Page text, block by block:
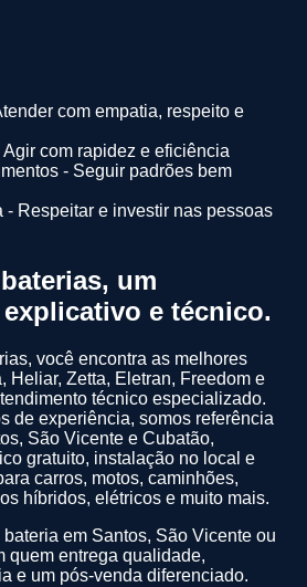
com empatia, respeito e
com rapidez e eficiência
- Seguir padrões bem
- Respeitar e investir nas pessoas
um
explicativo e técnico.
você encontra as melhores
Heliar, Zetta, Eletran, Freedom e
técnico especializado.
de experiência, somos referência
São Vicente e Cubatão,
gratuito, instalação no local e
carros, motos, caminhões,
híbridos, elétricos e muito mais.
em Santos, São Vicente ou
quem entrega qualidade,
e um pós-venda diferenciado.